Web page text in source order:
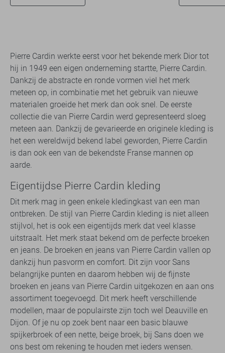
Pierre Cardin werkte eerst voor het bekende merk Dior tot
hij in 1949 een eigen onderneming startte, Pierre Cardin.
Dankzij de abstracte en ronde vormen viel het merk
meteen op, in combinatie met het gebruik van nieuwe
materialen groeide het merk dan ook snel. De eerste
collectie die van Pierre Cardin werd gepresenteerd sloeg
meteen aan. Dankzij de gevarieerde en originele kleding is
het een wereldwijd bekend label geworden, Pierre Cardin
is dan ook een van de bekendste Franse mannen op
aarde.
Eigentijdse Pierre Cardin kleding
Dit merk mag in geen enkele kledingkast van een man
ontbreken. De stijl van Pierre Cardin kleding is niet alleen
stijlvol, het is ook een eigentijds merk dat veel klasse
uitstraalt. Het merk staat bekend om de perfecte broeken
en jeans. De broeken en jeans van Pierre Cardin vallen op
dankzij hun pasvorm en comfort. Dit zijn voor Sans
belangrijke punten en daarom hebben wij de fijnste
broeken en jeans van Pierre Cardin uitgekozen en aan ons
assortiment toegevoegd. Dit merk heeft verschillende
modellen, maar de populairste zijn toch wel Deauville en
Dijon. Of je nu op zoek bent naar een basic blauwe
spijkerbroek of een nette, beige broek, bij Sans doen we
ons best om rekening te houden met ieders wensen.